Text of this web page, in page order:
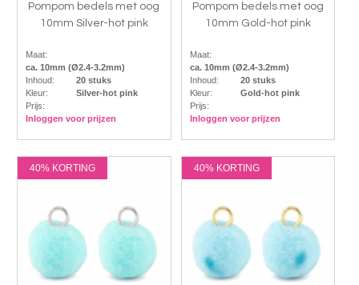
Pompom bedels met oog
10mm Silver-hot pink
Maat:
ca. 10mm (Ø2.4-3.2mm)
Inhoud:
20 stuks
Kleur:
Silver-hot pink
Prijs:
Inloggen voor prijzen
Pompom bedels met oog
10mm Gold-hot pink
Maat:
ca. 10mm (Ø2.4-3.2mm)
Inhoud:
20 stuks
Kleur:
Gold-hot pink
Prijs:
Inloggen voor prijzen
40% KORTING 40% KORTING